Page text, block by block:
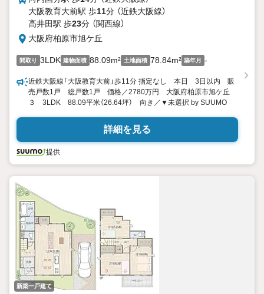
大阪教育大前駅 歩11分 （近鉄大阪線）
高井田駅 歩23分 （関西線）
大阪府柏原市旭ケ丘
間取り 3LDK 建物面積 88.09m² 土地面積 78.84m² 築年月 -
近鉄大阪線「大阪教育大前」歩11分 指定なし 本日 3日以内 販
売戸数1戸 総戸数1戸 価格／2780万円 大阪府柏原市旭ケ丘
３ 3LDK 88.09平米（26.64坪） 向き／▼未選択 by SUUMO
詳細を見る
提供
新築一戸建て